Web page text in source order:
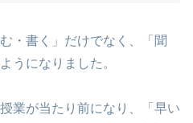
・書く」だけでなく、「聞
うになりました。
業が当たり前になり、「早い